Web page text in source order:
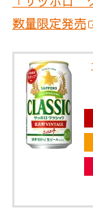
数量限定発売